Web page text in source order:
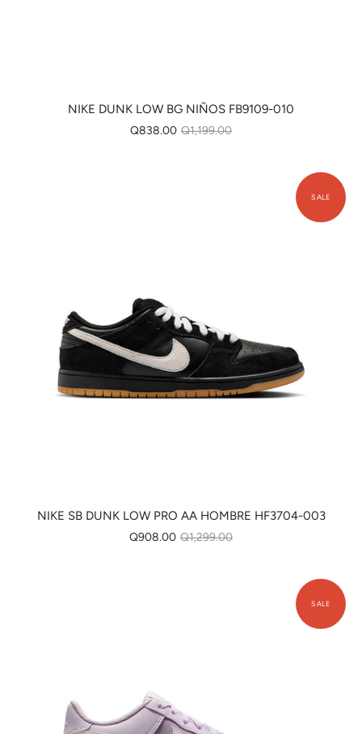
NIKE DUNK LOW BG NIÑOS FB9109-010
Q838.00 Q1,199.00
NIKE SB DUNK LOW PRO AA HOMBRE HF3704-003
Q908.00 Q1,299.00